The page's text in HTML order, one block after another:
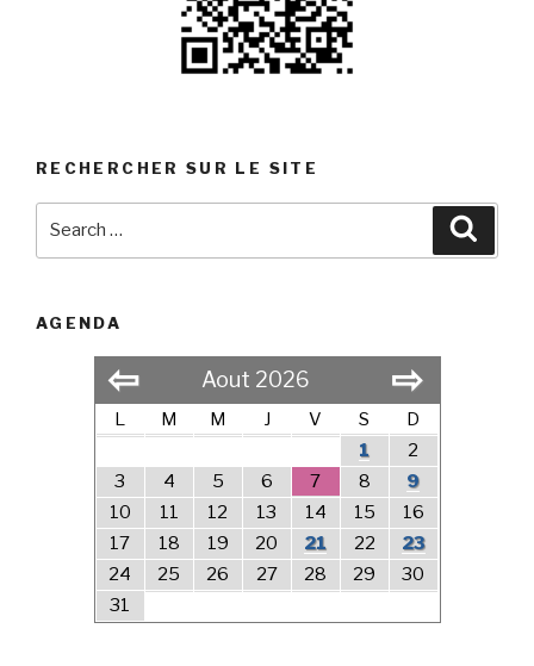
RECHERCHER SUR LE SITE
AGENDA
⇦ Aout 2026 ⇨
L M M J V S
D
1
2
3
4 5 6 7 8
9
10
11 12 13 14 15
16
17
18 19 20 21 22
23
24
25 26 27 28 29
30
31